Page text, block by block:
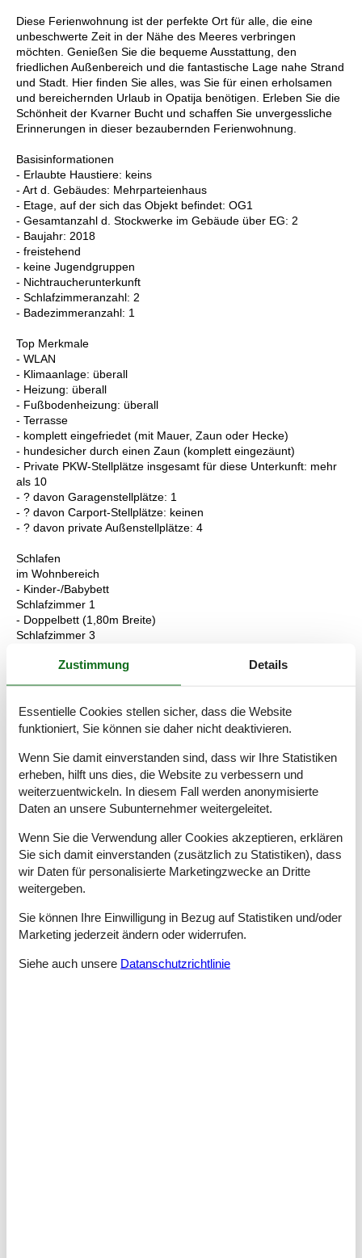
Diese Ferienwohnung ist der perfekte Ort für alle, die eine
unbeschwerte Zeit in der Nähe des Meeres verbringen
möchten. Genießen Sie die bequeme Ausstattung, den
friedlichen Außenbereich und die fantastische Lage nahe Strand
und Stadt. Hier finden Sie alles, was Sie für einen erholsamen
und bereichernden Urlaub in Opatija benötigen. Erleben Sie die
Schönheit der Kvarner Bucht und schaffen Sie unvergessliche
Erinnerungen in dieser bezaubernden Ferienwohnung.
Basisinformationen
- Erlaubte Haustiere: keins
- Art d. Gebäudes: Mehrparteienhaus
- Etage, auf der sich das Objekt befindet: OG1
- Gesamtanzahl d. Stockwerke im Gebäude über EG: 2
- Baujahr: 2018
- freistehend
- keine Jugendgruppen
- Nichtraucherunterkunft
- Schlafzimmeranzahl: 2
- Badezimmeranzahl: 1
Top Merkmale
- WLAN
- Klimaanlage: überall
- Heizung: überall
- Fußbodenheizung: überall
- Terrasse
- komplett eingefriedet (mit Mauer, Zaun oder Hecke)
- hundesicher durch einen Zaun (komplett eingezäunt)
- Private PKW-Stellplätze insgesamt für diese Unterkunft: mehr
als 10
- ? davon Garagenstellplätze: 1
- ? davon Carport-Stellplätze: keinen
- ? davon private Außen­stellplätze: 4
Schlafen
im Wohnbereich
- Kinder-/Babybett
Schlafzimmer 1
- Doppelbett (1,80m Breite)
Schlafzimmer 3
- Badewanne mit Duschvorrichtung
- Waschbecken
- Föhn
- Tageslicht
Kochen/Wohnen
- Kaffeemaschine: Kapsel-Kaffeemaschine
- Kühl-/Gefrierschrank: Gefrierfach, Kühlschrank
- Herd: Glaskeramikkochfeld
- Dunstabzugshaube
- Toaster
- Wasserkocher
- Geschirrtücher
- Größe der Küche: 10 m²
- Anzahl Esstische: 1
Zustimmung Details
Essentielle Cookies stellen sicher, dass die Website
funktioniert, Sie können sie daher nicht deaktivieren.
Wenn Sie damit einverstanden sind, dass wir Ihre Statistiken
erheben, hilft uns dies, die Website zu verbessern und
weiterzuentwickeln. In diesem Fall werden anonymisierte
Daten an unsere Subunternehmer weitergeleitet.
Wenn Sie die Verwendung aller Cookies akzeptieren, erklären
Sie sich damit einverstanden (zusätzlich zu Statistiken), dass
wir Daten für personalisierte Marketingzwecke an Dritte
weitergeben.
Sie können Ihre Einwilligung in Bezug auf Statistiken und/oder
Marketing jederzeit ändern oder widerrufen.
Siehe auch unsere Datanschutzrichtlinie